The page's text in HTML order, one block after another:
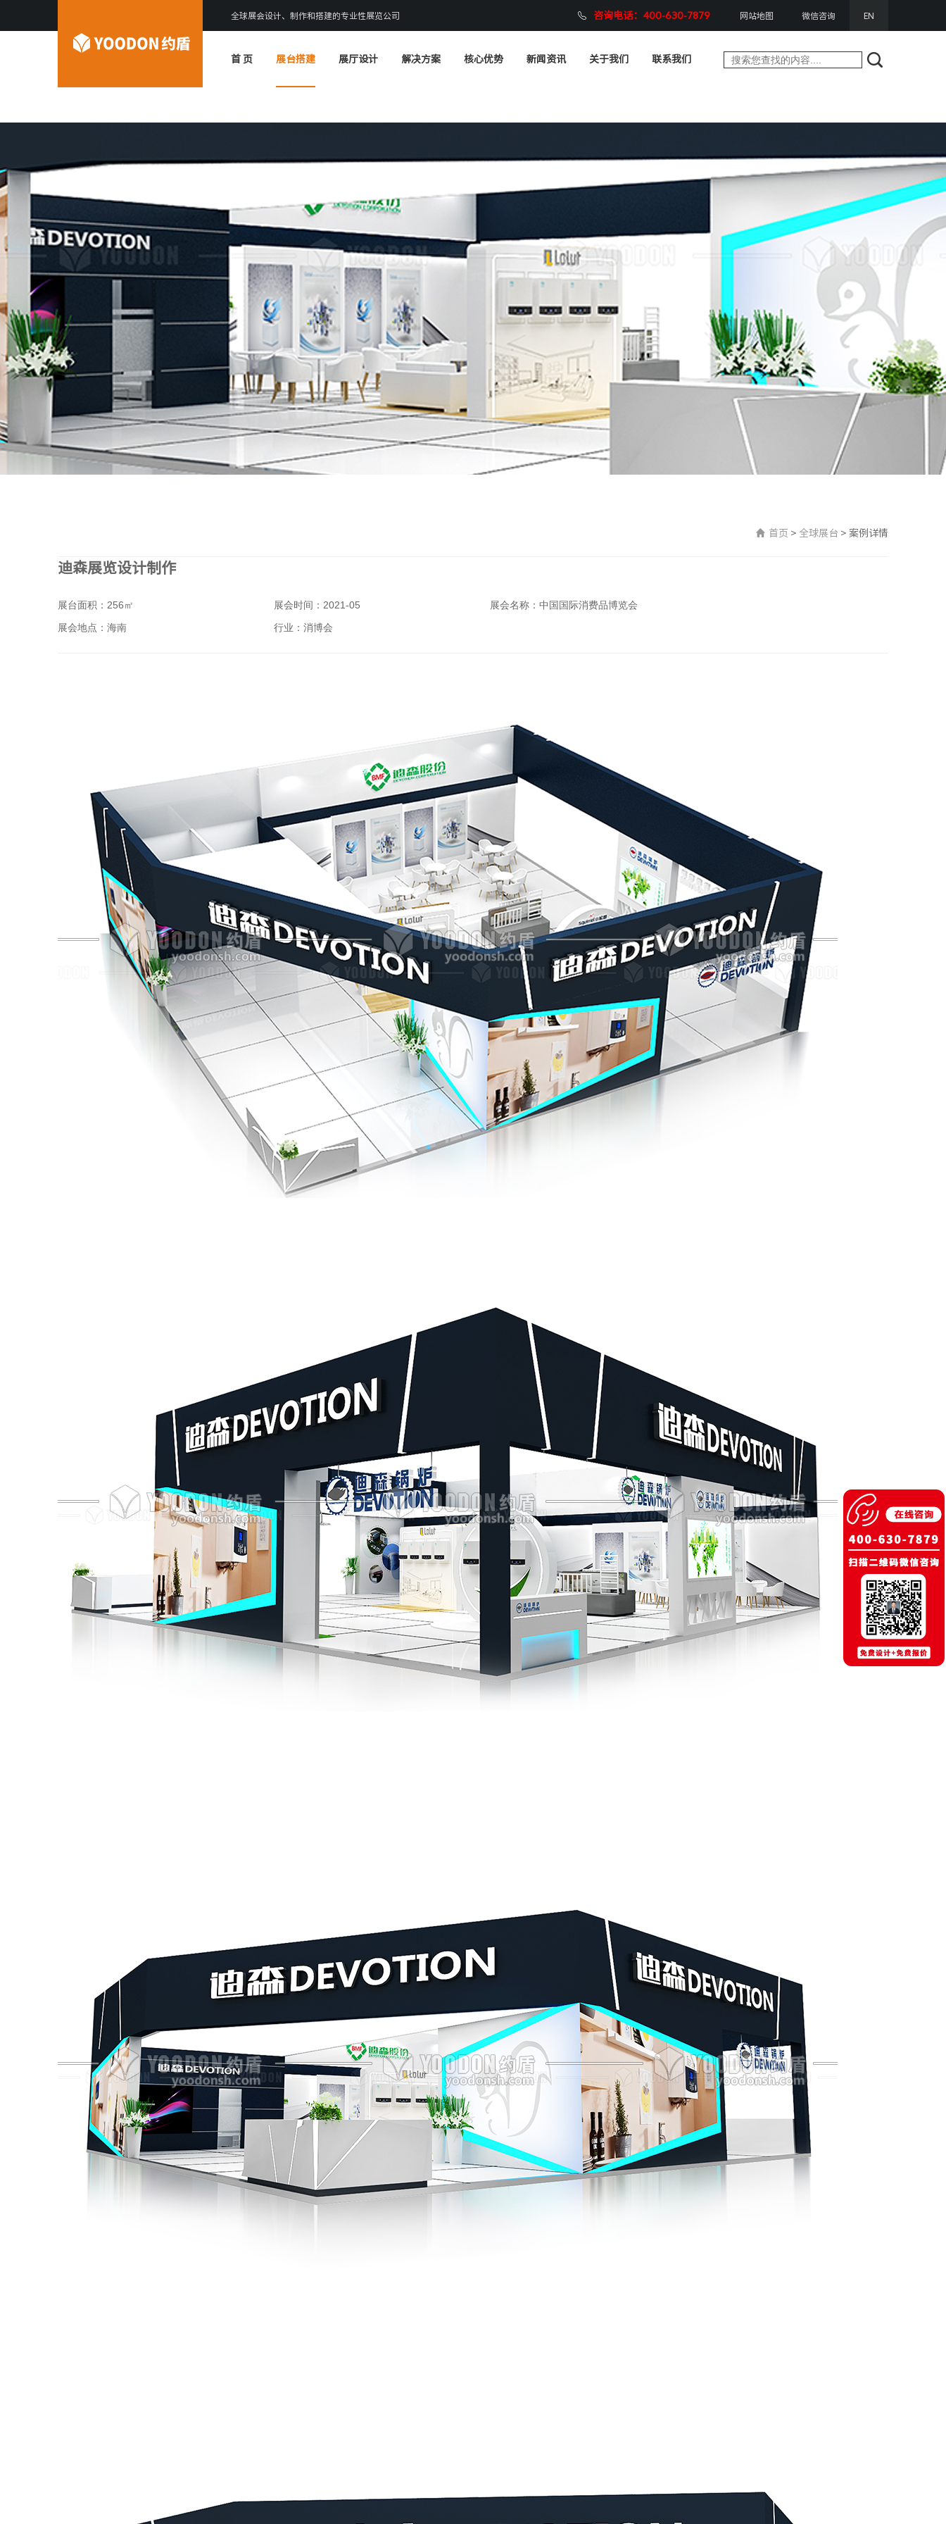
全球展会设计、制作和搭建的专业性展览公司 咨询电话：400-630-7879 网站地图 微信咨询 EN
首 页 展台搭建 展厅设计 解决方案 核心优势 新闻资讯 关于我们 联系我们
首页 > 全球展台 > 案例详情
迪森展览设计制作
展台面积：256㎡ 展会时间：2021-05
展会名称：中国国际消费品博览会
展会地点：海南
行业：消博会